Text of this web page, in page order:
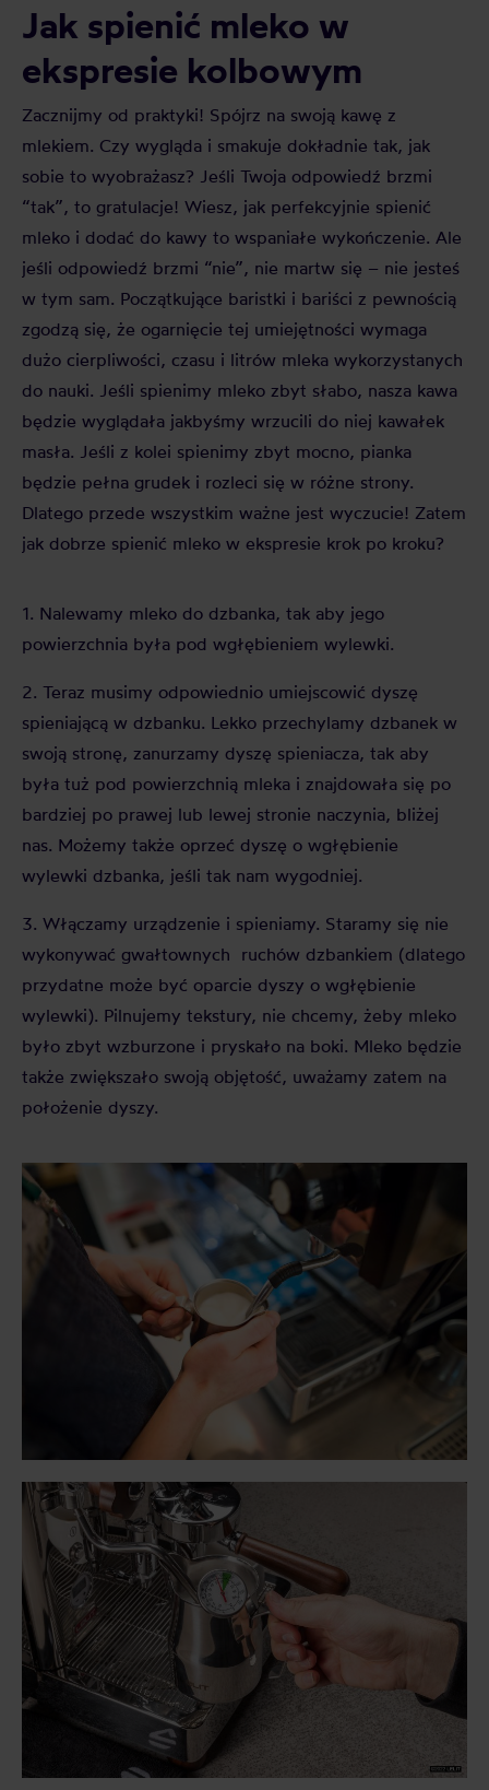
Jak spienić mleko w
ekspresie kolbowym
Zacznijmy od praktyki! Spójrz na swoją kawę z
mlekiem. Czy wygląda i smakuje dokładnie tak, jak
sobie to wyobrażasz? Jeśli Twoja odpowiedź brzmi
“tak”, to gratulacje! Wiesz, jak perfekcyjnie spienić
mleko i dodać do kawy to wspaniałe wykończenie. Ale
jeśli odpowiedź brzmi “nie”, nie martw się – nie jesteś
w tym sam. Początkujące baristki i bariści z pewnością
zgodzą się, że ogarnięcie tej umiejętności wymaga
dużo cierpliwości, czasu i litrów mleka wykorzystanych
do nauki. Jeśli spienimy mleko zbyt słabo, nasza kawa
będzie wyglądała jakbyśmy wrzucili do niej kawałek
masła. Jeśli z kolei spienimy zbyt mocno, pianka
będzie pełna grudek i rozleci się w różne strony.
Dlatego przede wszystkim ważne jest wyczucie! Zatem
jak dobrze spienić mleko w ekspresie krok po kroku?
1. Nalewamy mleko do dzbanka, tak aby jego
powierzchnia była pod wgłębieniem wylewki.
2. Teraz musimy odpowiednio umiejscowić dyszę
spieniającą w dzbanku. Lekko przechylamy dzbanek w
swoją stronę, zanurzamy dyszę spieniacza, tak aby
była tuż pod powierzchnią mleka i znajdowała się po
bardziej po prawej lub lewej stronie naczynia, bliżej
nas. Możemy także oprzeć dyszę o wgłębienie
wylewki dzbanka, jeśli tak nam wygodniej.
3. Włączamy urządzenie i spieniamy. Staramy się nie
wykonywać gwałtownych ruchów dzbankiem (dlatego
przydatne może być oparcie dyszy o wgłębienie
wylewki). Pilnujemy tekstury, nie chcemy, żeby mleko
było zbyt wzburzone i pryskało na boki. Mleko będzie
także zwiększało swoją objętość, uważamy zatem na
położenie dyszy.